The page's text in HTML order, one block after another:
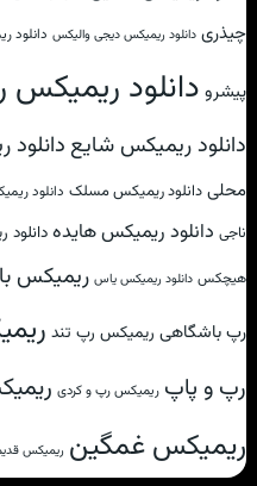
چیذری دانلود ریمیکس دیجی والیکس دانلود
پیشرو دانلود ریمیکس
دانلود ریمیکس شایع
محلی دانلود ریمیکس مسلک دانلود
ناجی دانلود ریمیکس هایده
هیچکس دانلود ریمیکس یاس ریمیکس
رپ باشگاهی ریمیکس رپ تند
رپ و پاپ ریمیکس رپ و کردی
ریمیکس غمگین ریمیکس